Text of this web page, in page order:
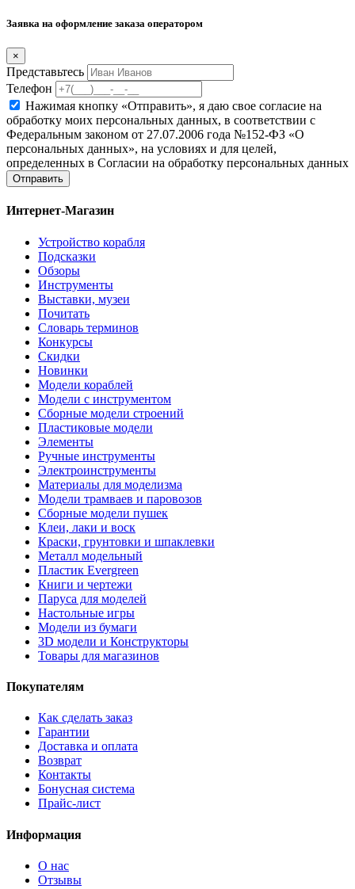
Заявка на оформление заказа оператором
×
Представьтесь
Телефон
Нажимая кнопку «Отправить», я даю свое согласие на
обработку моих персональных данных, в соответствии с
Федеральным законом от 27.07.2006 года №152-ФЗ «О
персональных данных», на условиях и для целей,
определенных в Согласии на обработку персональных данных
Отправить
Интернет-Магазин
Устройство корабля
Подсказки
Обзоры
Инструменты
Выставки, музеи
Почитать
Словарь терминов
Конкурсы
Скидки
Новинки
Модели кораблей
Модели с инструментом
Сборные модели строений
Пластиковые модели
Элементы
Ручные инструменты
Электроинструменты
Материалы для моделизма
Модели трамваев и паровозов
Сборные модели пушек
Клеи, лаки и воск
Краски, грунтовки и шпаклевки
Металл модельный
Пластик Evergreen
Книги и чертежи
Паруса для моделей
Настольные игры
Модели из бумаги
3D модели и Конструкторы
Товары для магазинов
Покупателям
Как сделать заказ
Гарантии
Доставка и оплата
Возврат
Контакты
Бонусная система
Прайс-лист
Информация
О нас
Отзывы